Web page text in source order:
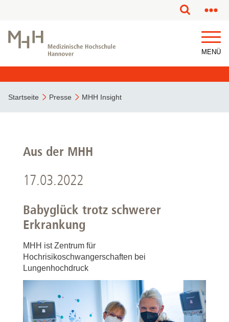
MENÜ
Startseite Presse MHH Insight
Aus der MHH
17.03.2022
Babyglück trotz schwerer
Erkrankung
MHH ist Zentrum für
Hochrisikoschwangerschaften bei
Lungenhochdruck